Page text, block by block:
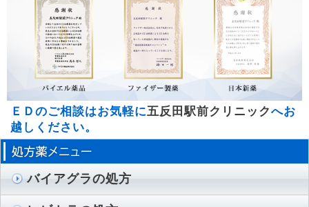
ＥＤのご相談はお気軽に五反田駅前クリニックへお
越しください。
バイアグラの処方